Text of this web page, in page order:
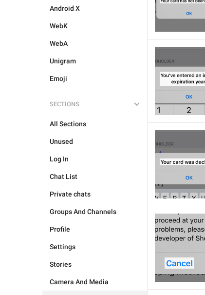
Android X
WebK
WebA
Unigram
Emoji
SECTIONS
All Sections
Unused
Log In
Chat List
Private chats
Groups And Channels
Profile
Settings
Stories
Camera And Media